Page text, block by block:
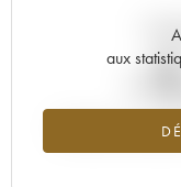
aux-
Tendance à la